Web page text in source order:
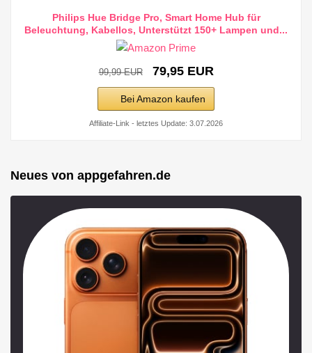
Philips Hue Bridge Pro, Smart Home Hub für
Beleuchtung, Kabellos, Unterstützt 150+ Lampen und...
99,99 EUR 79,95 EUR
Bei Amazon kaufen
Affiliate-Link - letztes Update: 3.07.2026
Neues von appgefahren.de